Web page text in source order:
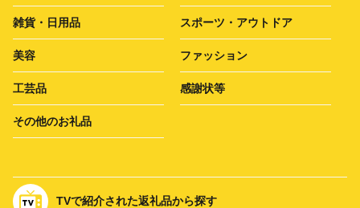
雑貨・日用品 スポーツ・アウトドア
美容 ファッション
工芸品 感謝状等
その他のお礼品
TVで紹介された返礼品から探す